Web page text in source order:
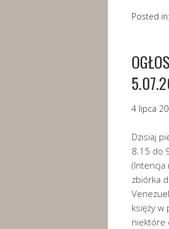
Posted in:
4 lipca
Dzisiaj
8.15 do
(Intencja
zbiórka
księży w
niektóre